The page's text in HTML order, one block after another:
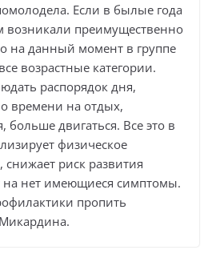
Если в былые года
возникали преимущественно
на данный момент в группе
возрастные категории.
распорядок дня,
времени на отдых,
больше двигаться. Все это в
физическое
снижает риск развития
на нет имеющиеся симптомы.
пропить